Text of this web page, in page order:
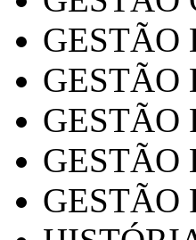
GESTÃO
GESTÃO
GESTÃO
GESTÃO